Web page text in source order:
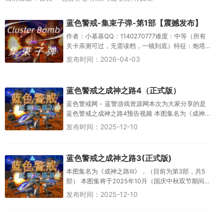
蓝色警戒-集束子弹-第1部【震撼发布】
作者：小基基QQ：1140270777难度：中等（所有
关卡亲测可过，无需读档，一镜到底）特征：炮塔
平衡、不堵车、集束爆破 基础单位射程数据： 特
发布时间：2026-04-03
蓝色警戒之成神之路4（正式版）
蓝色警戒网 - 蓝警游戏资源网本次为大家分享的是
蓝色警戒之成神之路4预告视频 本图集名为《成神之
路Ⅳ》，（目前为第4部，共5部） 本图集将于2025
发布时间：2025-12-10
蓝色警戒之成神之路3(正式版)
本图集名为《成神之路Ⅲ》，（目前为第3部，共5
部） 本图集将于2025年10月（国庆中秋双节期间）
正式发布上线 图集作者：Future see图集亲测可通
发布时间：2025-12-10